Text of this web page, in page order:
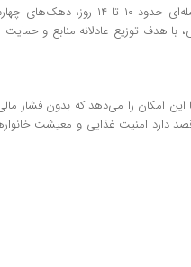
پس از تکمیل مرحله نخست، در
با هدف توزیع عادلانه منابع و
این امکان را می‌دهد که بدون فشار
دارد امنیت غذایی و معیشت